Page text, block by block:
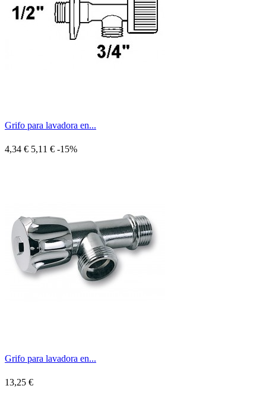
Grifo para lavadora en...
4,34 € 5,11 € -15%
Grifo para lavadora en...
13,25 €